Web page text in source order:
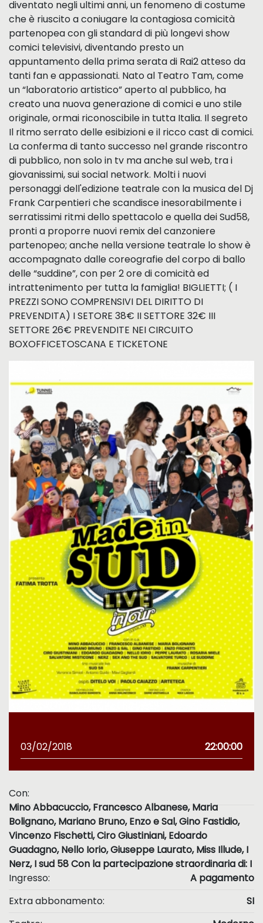
diventato negli ultimi anni, un fenomeno di costume
che è riuscito a coniugare la contagiosa comicità
partenopea con gli standard di più longevi show
comici televisivi, diventando presto un
appuntamento della prima serata di Rai2 atteso da
tanti fan e appassionati. Nato al Teatro Tam, come
un “laboratorio artistico” aperto al pubblico, ha
creato una nuova generazione di comici e uno stile
originale, ormai riconoscibile in tutta Italia. Il segreto
Il ritmo serrato delle esibizioni e il ricco cast di comici.
La conferma di tanto successo nel grande riscontro
di pubblico, non solo in tv ma anche sul web, tra i
giovanissimi, sui social network. Molti i nuovi
personaggi dell'edizione teatrale con la musica del Dj
Frank Carpentieri che scandisce inesorabilmente i
serratissimi ritmi dello spettacolo e quella dei Sud58,
pronti a proporre nuovi remix del canzoniere
partenopeo; anche nella versione teatrale lo show è
accompagnato dalle coreografie del corpo di ballo
delle “suddine”, con per 2 ore di comicità ed
intrattenimento per tutta la famiglia! BIGLIETTI; ( I
PREZZI SONO COMPRENSIVI DEL DIRITTO DI
PREVENDITA) I SETORE 38€ II SETTORE 32€ III
SETTORE 26€ PREVENDITE NEI CIRCUITO
BOXOFFICETOSCANA E TICKETONE
03/02/2018 22:00:00
Con:
Mino Abbacuccio, Francesco Albanese, Maria
Bolignano, Mariano Bruno, Enzo e Sal, Gino Fastidio,
Vincenzo Fischetti, Ciro Giustiniani, Edoardo
Guadagno, Nello Iorio, Giuseppe Laurato, Miss Illude, I
Nerz, I sud 58 Con la partecipazione straordinaria di: I
Ingresso:
A pagamento
Extra abbonamento:
SI